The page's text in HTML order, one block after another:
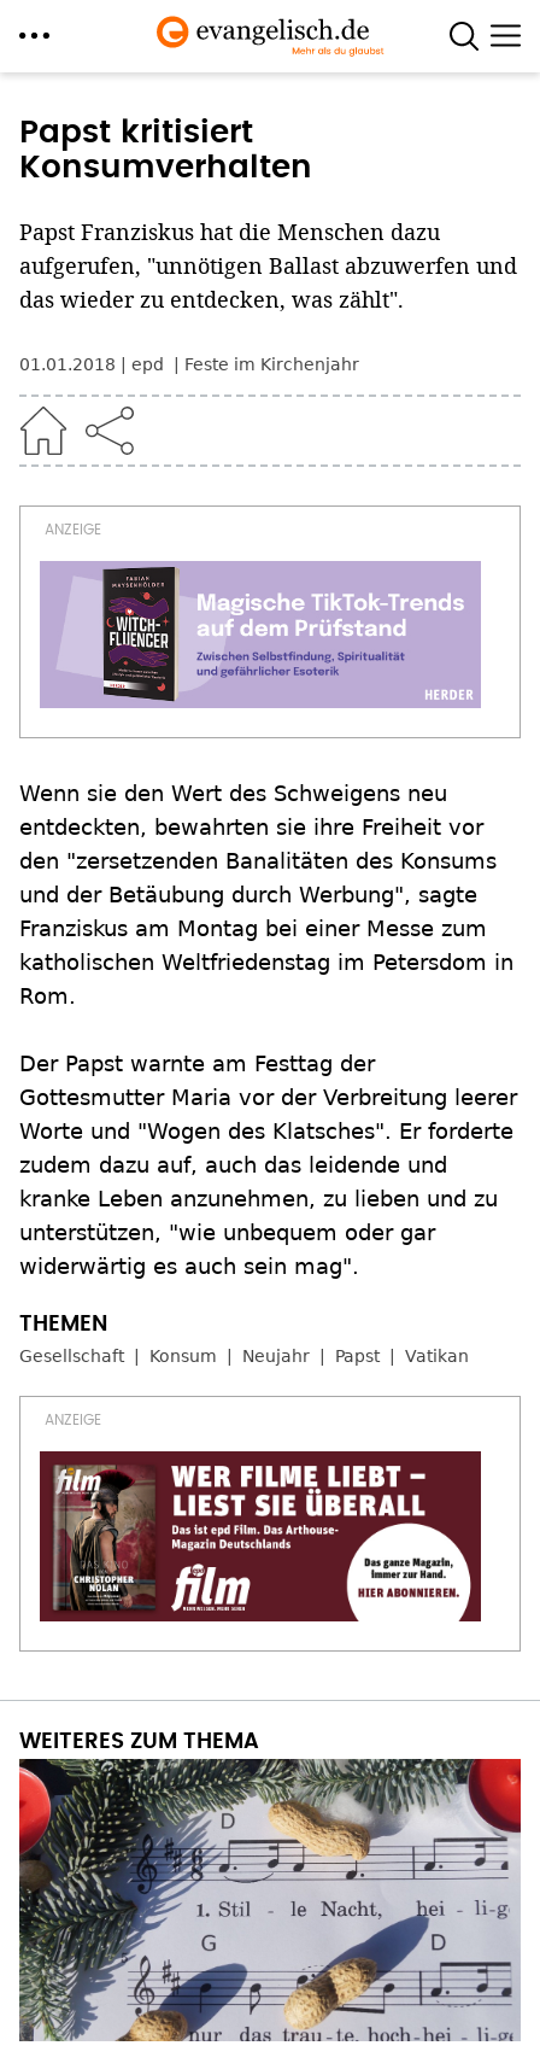
zum
Inhalt
Papst kritisiert
Konsumverhalten
Papst Franziskus hat die Menschen dazu
aufgerufen, "unnötigen Ballast abzuwerfen und
das wieder zu entdecken, was zählt".
01.01.2018 epd Feste im Kirchenjahr
Wenn sie den Wert des Schweigens neu
entdeckten, bewahrten sie ihre Freiheit vor
den "zersetzenden Banalitäten des Konsums
und der Betäubung durch Werbung", sagte
Franziskus am Montag bei einer Messe zum
katholischen Weltfriedenstag im Petersdom in
Rom.
Der Papst warnte am Festtag der
Gottesmutter Maria vor der Verbreitung leerer
Worte und "Wogen des Klatsches". Er forderte
zudem dazu auf, auch das leidende und
kranke Leben anzunehmen, zu lieben und zu
unterstützen, "wie unbequem oder gar
widerwärtig es auch sein mag".
Gesellschaft Konsum Neujahr Papst Vatikan
WEITERES ZUM THEMA